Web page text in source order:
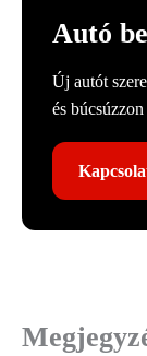
Autó
Új autót
és